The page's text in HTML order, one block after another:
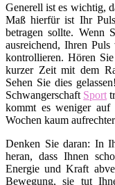
Generell ist es wichtig,
Maß hierfür ist Ihr
betragen sollte. Wenn
ausreichend, Ihren
kontrollieren. Hören
kurzer Zeit mit dem
Sehen Sie dies
Schwangerschaft Sport
kommt es weniger
Wochen kaum
Denken Sie daran: In
heran, dass Ihnen
Energie und Kraft
Bewegung, sie tut